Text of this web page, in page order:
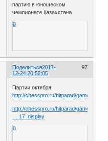
партию в юношеском
чемпионате Казахстана
0
Поделиться 97
2017-
12-24 20:52:05
Партии октября
http://chesspro.ru/hitparad/
http://chesspro.ru/hitparad/game_of_the
… 17_display
0